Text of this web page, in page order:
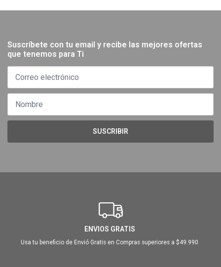
Suscríbete con tu email y recibe las mejores ofertas
que tenemos para Ti
SUSCRIBIR
ENVIOS GRATIS
Usa tu beneficio de Envió Gratis en Compras superiores a $49.990